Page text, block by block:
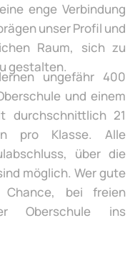
enge Verbindung
unser Profil und
Raum, sich zu
gestalten.
ungefähr 400
und einem
durchschnittlich 21
pro Klasse. Alle
über die
möglich. Wer gute
bei freien
Oberschule ins